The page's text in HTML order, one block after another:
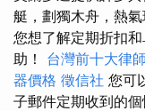
艇，劃獨木舟，熱
您想了解定期折扣
助！ 台灣前十大律
器價格 徵信社 您可
子郵件定期收到的個